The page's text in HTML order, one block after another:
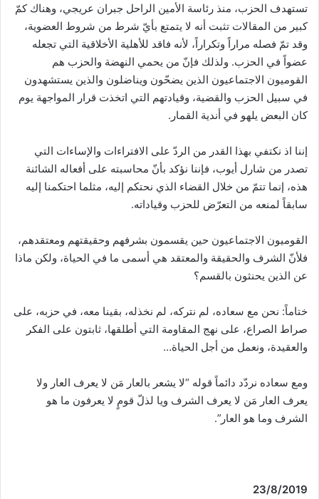
تستهدف الحزب، منذ رئاسة الأمين الراحل جبران عريجي، وهناك كمّ
كبير من المقالات تثبت أنه لا يتمتع بأيّ شرط من شروط العضوية،
وقد تمّ فصله مراراً وتكراراً، لأنه فاقد للأهلية الأخلاقية التي تجعله
عضواً في الحزب. ولذلك فإنّ من يحمي النهضة والحزب هم
القوميون الاجتماعيون الذين يضحّون ويناضلون والذين يستشهدون
في سبيل الحزب والقضية، وقيادتهم التي اتخذت قرار المواجهة يوم
كان البعض يلهو في أندية القمار.
إننا اذ نكتفي بهذا القدر من الردّ على الافتراءات والإساءات التي
تصدر من شارل أيوب، فإننا نؤكد بأنّ محاسبته على أفعاله الشائنة
هذه، إنما تتمّ من خلال القضاء الذي نحتكم إليه، مثلما احتكمنا إليه
سابقاً لمنعه من التعرّض للحزب وقياداته.
القوميون الاجتماعيون حين يقسمون بشرفهم وحقيقتهم ومعتقدهم،
فلأنّ الشرف والحقيقة والمعتقد هي أسمى ما في الحياة، ولكن ماذا
عن الذين يحنثون بالقسم؟
ختاماً: نحن مع سعاده، لم نتركه، لم نخذله، بقينا معه، في حزبه، على
صراط الصراع، على نهج المقاومة التي أطلقها، ثابتون على الفكر
والعقيدة، ونعمل من أجل الحياة…
ومع سعاده نردّد دائماً قوله “لا يشعر بالعار مَن لا يعرف العار ولا
يعرف العار مَن لا يعرف الشرف ويا لذلّ قومٍ لا يعرفون ما هو
الشرف وما هو العار”.
23/8